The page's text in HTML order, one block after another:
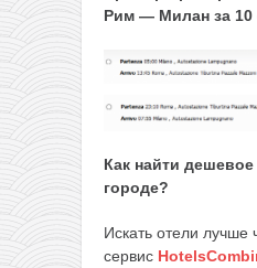
Рим — Милан за 10
Как найти
городе?
Искать отели лучше
сервис